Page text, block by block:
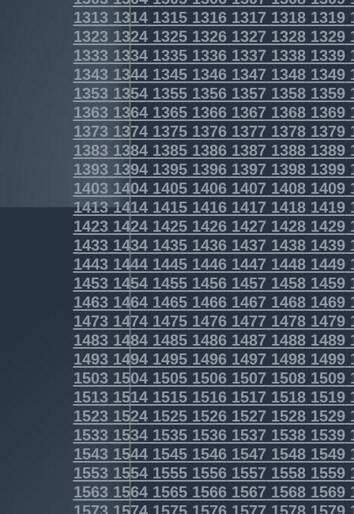
1313131413151316131713181319
1323132413251326132713281329
1333133413351336133713381339
1343134413451346134713481349
1353135413551356135713581359
1363136413651366136713681369
1373137413751376137713781379
1383138413851386138713881389
1393139413951396139713981399
1403140414051406140714081409
1413141414151416141714181419
1423142414251426142714281429
1433143414351436143714381439
1443144414451446144714481449
1453145414551456145714581459
1463146414651466146714681469
1473147414751476147714781479
1483148414851486148714881489
1493149414951496149714981499
1503150415051506150715081509
1513151415151516151715181519
1523152415251526152715281529
1533153415351536153715381539
1543154415451546154715481549
1553155415551556155715581559
1563156415651566156715681569